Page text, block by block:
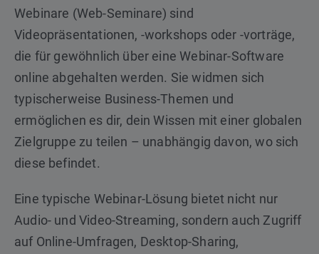
Webinare (Web-Seminare) sind
Videopräsentationen, -workshops oder -vorträge,
die für gewöhnlich über eine Webinar-Software
online abgehalten werden. Sie widmen sich
typischerweise Business-Themen und
ermöglichen es dir, dein Wissen mit einer globalen
Zielgruppe zu teilen – unabhängig davon, wo sich
diese befindet.
Eine typische Webinar-Lösung bietet nicht nur
Audio- und Video-Streaming, sondern auch Zugriff
auf Online-Umfragen, Desktop-Sharing,